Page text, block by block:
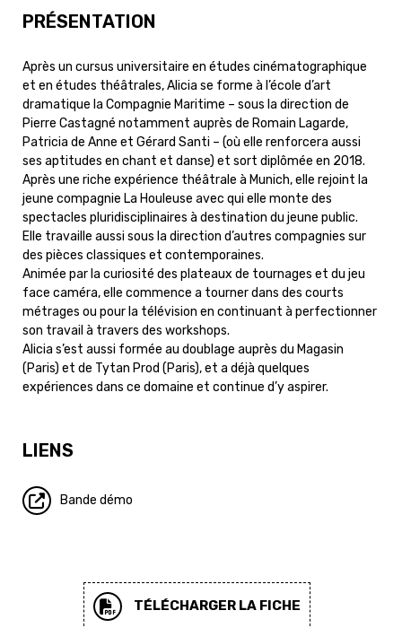
PRÉSENTATION
Après un cursus universitaire en études cinématographique
et en études théâtrales, Alicia se forme à l’école d’art
dramatique la Compagnie Maritime – sous la direction de
Pierre Castagné notamment auprès de Romain Lagarde,
Patricia de Anne et Gérard Santi – (où elle renforcera aussi
ses aptitudes en chant et danse) et sort diplômée en 2018.
Après une riche expérience théâtrale à Munich, elle rejoint la
jeune compagnie La Houleuse avec qui elle monte des
spectacles pluridisciplinaires à destination du jeune public.
Elle travaille aussi sous la direction d’autres compagnies sur
des pièces classiques et contemporaines.
Animée par la curiosité des plateaux de tournages et du jeu
face caméra, elle commence a tourner dans des courts
métrages ou pour la télévision en continuant à perfectionner
son travail à travers des workshops.
Alicia s’est aussi formée au doublage auprès du Magasin
(Paris) et de Tytan Prod (Paris), et a déjà quelques
expériences dans ce domaine et continue d’y aspirer.
LIENS
Bande démo
TÉLÉCHARGER LA FICHE